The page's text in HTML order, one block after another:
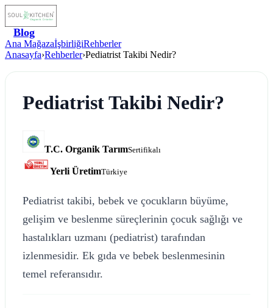
Blog
Ana MağazaİşbirliğiRehberler
Anasayfa›Rehberler›Pediatrist Takibi Nedir?
Pediatrist Takibi Nedir?
T.C. Organik TarımSertifikalı
Yerli ÜretimTürkiye
Pediatrist takibi, bebek ve çocukların büyüme,
gelişim ve beslenme süreçlerinin çocuk sağlığı ve
hastalıkları uzmanı (pediatrist) tarafından
izlenmesidir. Ek gıda ve bebek beslenmesinin
temel referansıdır.